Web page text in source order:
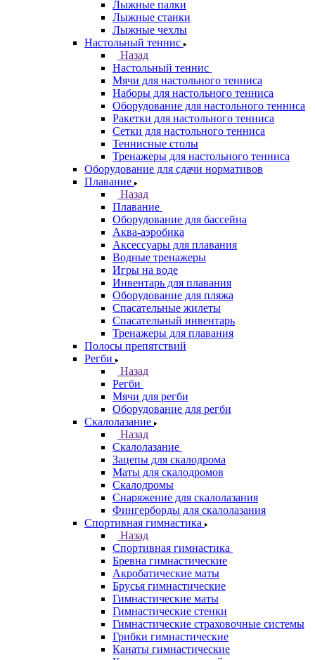
Лыжные палки
Лыжные станки
Лыжные чехлы
Настольный теннис
Назад
Настольный теннис
Мячи для настольного тенниса
Наборы для настольного тенниса
Оборудование для настольного тенниса
Ракетки для настольного тенниса
Сетки для настольного тенниса
Теннисные столы
Тренажеры для настольного тенниса
Оборудование для сдачи нормативов
Плавание
Назад
Плавание
Оборудование для бассейна
Аква-аэробика
Аксессуары для плавания
Водные тренажеры
Игры на воде
Инвентарь для плавания
Оборудование для пляжа
Спасательные жилеты
Спасательный инвентарь
Тренажеры для плавания
Полосы препятствий
Регби
Назад
Регби
Мячи для регби
Оборудование для регби
Скалолазание
Назад
Скалолазание
Зацепы для скалодрома
Маты для скалодромов
Скалодромы
Снаряжение для скалолазания
Фингерборды для скалолазания
Спортивная гимнастика
Назад
Спортивная гимнастика
Бревна гимнастические
Акробатические маты
Брусья гимнастические
Гимнастические маты
Гимнастические стенки
Гимнастические страховочные системы
Грибки гимнастические
Канаты гимнастические